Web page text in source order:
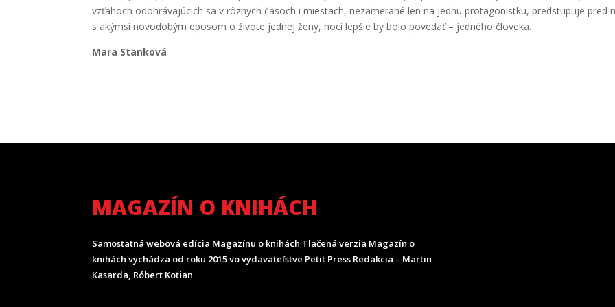
vzťahoch odohrávajúcich sa v rôznych časoch i miestach, nezamerané len na jednu protagonistku, predstupuje pred
s akýmsi novodobým eposom o živote jednej ženy, hoci lepšie by bolo povedať – jedného človeka.
Mara Stanková
MAGAZÍN O KNIHÁCH
Samostatná webová edícia Magazínu o knihách Tlačená verzia Magazín o
knihách vychádza od roku 2015 vo vydavateľstve Petit Press Redakcia – Martin
Kasarda, Róbert Kotian